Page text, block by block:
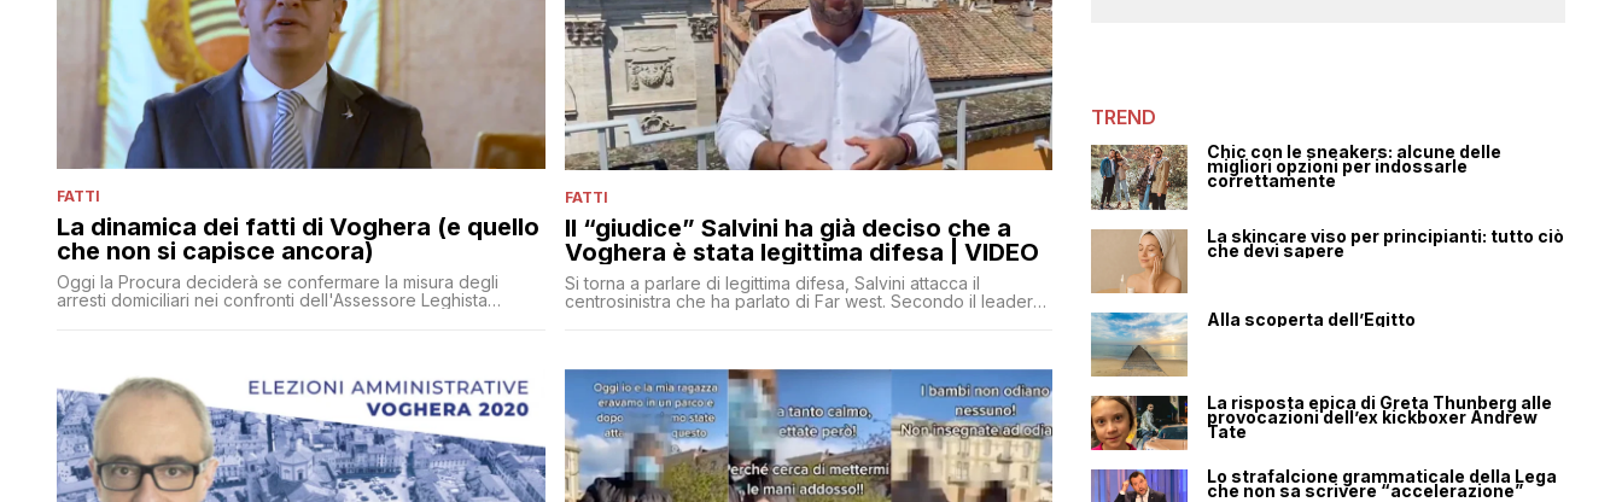
FATTI
La dinamica dei fatti di Voghera (e quello
che non si capisce ancora)
Oggi la Procura deciderà se confermare la misura degli
arresti domiciliari nei confronti dell'Assessore Leghista
FATTI
Il “giudice” Salvini ha già deciso che a
Voghera è stata legittima difesa | VIDEO
Si torna a parlare di legittima difesa, Salvini attacca il
centrosinistra che ha parlato di Far west. Secondo il leader
piazza del suo paese.
TREND
Chic con le sneakers: alcune delle
migliori opzioni per indossarle
correttamente
La skincare viso per principianti: tutto ciò
che devi sapere
Alla scoperta dell’Egitto
La risposta epica di Greta Thunberg alle
provocazioni dell’ex kickboxer Andrew
Tate
Lo strafalcione grammaticale della Lega
che non sa scrivere “accelerazione”